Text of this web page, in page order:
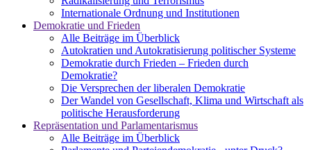
Internationale Ordnung und Institutionen
Demokratie und Frieden
Alle Beiträge im Überblick
Autokratien und Autokratisierung politischer Systeme
Demokratie durch Frieden – Frieden durch
Demokratie?
Die Versprechen der liberalen Demokratie
Der Wandel von Gesellschaft, Klima und Wirtschaft als
politische Herausforderung
Repräsentation und Parlamentarismus
Alle Beiträge im Überblick